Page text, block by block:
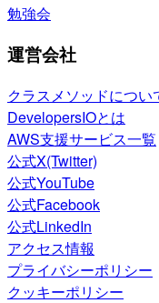
勉強会
運営会社
クラスメソッドについ
DevelopersIOとは
AWS支援サービス一覧
公式X(Twitter)
公式YouTube
公式Facebook
公式LinkedIn
アクセス情報
プライバシーポリシー
クッキーポリシー